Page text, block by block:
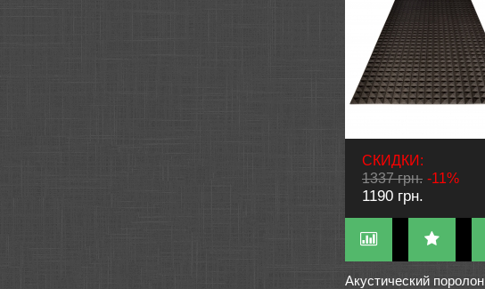
СКИДКИ:
1337 грн. -11%
1190 грн.
Акустический поролон